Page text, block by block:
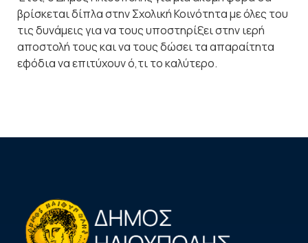
βρίσκεται δίπλα στην Σχολική Κοινότητα με όλες του
τις δυνάμεις για να τους υποστηρίξει στην ιερή
αποστολή τους και να τους δώσει τα απαραίτητα
εφόδια να επιτύχουν ό,τι το καλύτερο.